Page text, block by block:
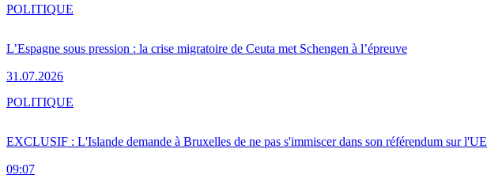
L’Espagne sous pression : la crise migratoire de Ceuta met Schengen à l’épreuve
31.07.2026
POLITIQUE
EXCLUSIF : L'Islande demande à Bruxelles de ne pas s'immiscer dans son référendum sur l'UE
09:07
POLITIQUE